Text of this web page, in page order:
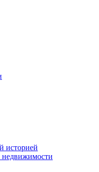
историей
недвижимости